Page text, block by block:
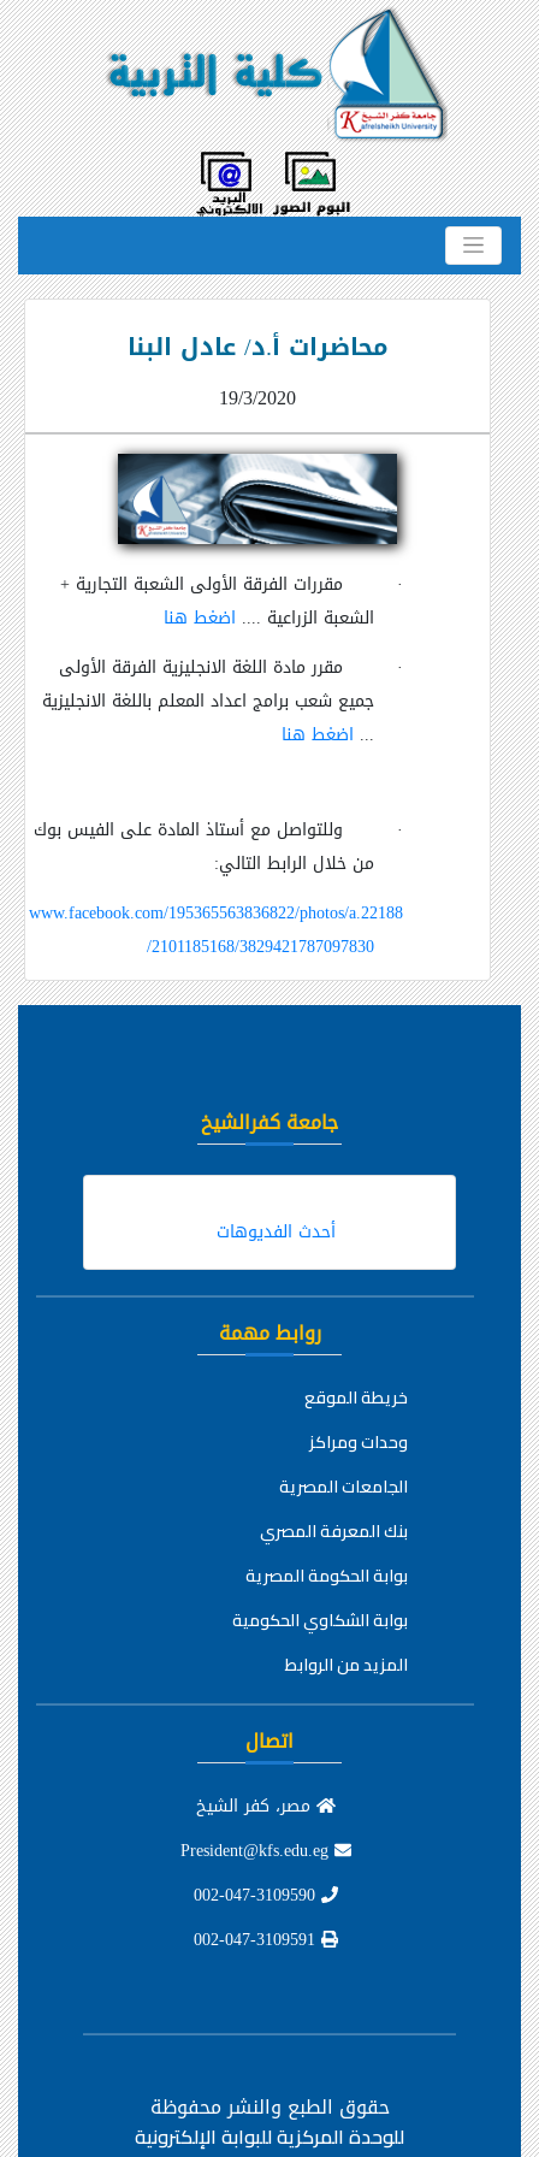
محاضرات أ.د/ عادل البنا
19/3/2020
· مقررات الفرقة الأولى الشعبة التجارية +
الشعبة الزراعية .... اضغط هنا
·
مقرر مادة اللغة الانجليزية الفرقة الأولى
جميع شعب برامج اعداد المعلم باللغة الانجليزية
... اضغط هنا
·
وللتواصل مع أستاذ المادة على الفيس بوك
من خلال الرابط التالي:
www.facebook.com/195365563836822/photos/a.22188
2101185168/3829421787097830/
جامعة كفرالشيخ
أحدث الفديوهات
روابط مهمة
خريطة الموقع
وحدات ومراكز
الجامعات المصرية
بنك المعرفة المصري
بوابة الحكومة المصرية
بوابة الشكاوي الحكومية
المزيد من الروابط
اتصال
مصر، كفر الشيخ
حقوق الطبع والنشر محفوظة
للوحدة المركزية للبوابة الإلكترونية